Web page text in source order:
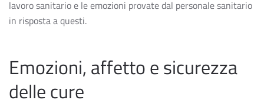
lavoro sanitario e le emozioni provate dal personale sanitario
in risposta a questi.
Emozioni, affetto e sicurezza
delle cure